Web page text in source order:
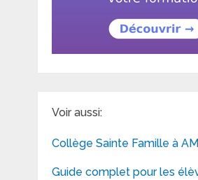
Voir aussi:
Collège Sainte Famille à
Guide complet pour les